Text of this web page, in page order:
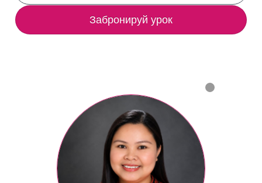
Забронируй урок